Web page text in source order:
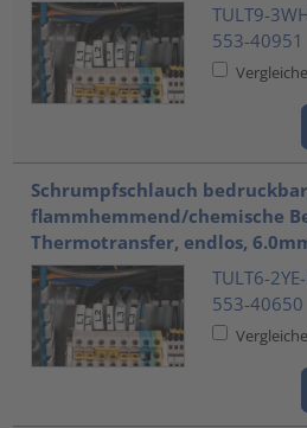
TULT9-
553-40951
Schrumpfschlauch
flammhemmend/chemische
Thermotransfer, endlos,
TULT6-
553-40650